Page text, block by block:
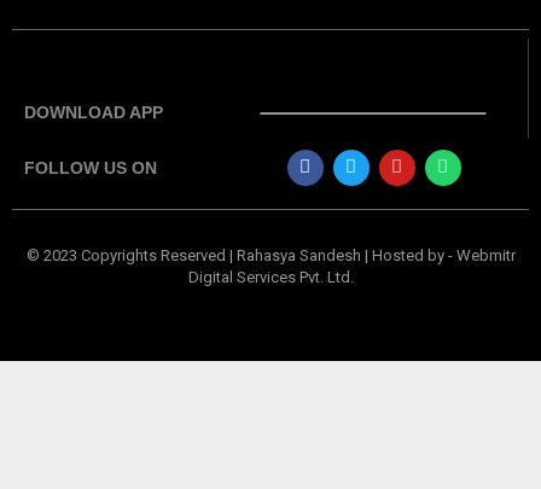
DOWNLOAD APP
FOLLOW US ON
© 2023 Copyrights Reserved | Rahasya Sandesh | Hosted by - Webmitr
Digital Services Pvt. Ltd.